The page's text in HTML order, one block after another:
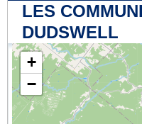
LES
DUDSWELL
+
−